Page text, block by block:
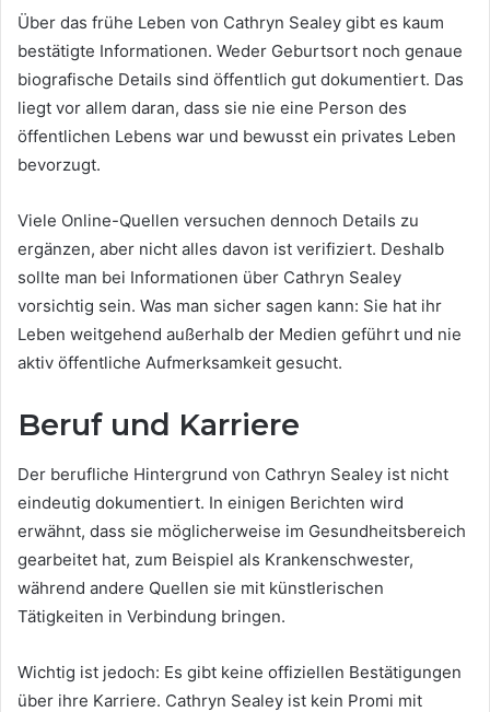
Über das frühe Leben von Cathryn Sealey gibt es kaum
bestätigte Informationen. Weder Geburtsort noch genaue
biografische Details sind öffentlich gut dokumentiert. Das
liegt vor allem daran, dass sie nie eine Person des
öffentlichen Lebens war und bewusst ein privates Leben
bevorzugt.
Viele Online-Quellen versuchen dennoch Details zu
ergänzen, aber nicht alles davon ist verifiziert. Deshalb
sollte man bei Informationen über Cathryn Sealey
vorsichtig sein. Was man sicher sagen kann: Sie hat ihr
Leben weitgehend außerhalb der Medien geführt und nie
aktiv öffentliche Aufmerksamkeit gesucht.
Beruf und Karriere
Der berufliche Hintergrund von Cathryn Sealey ist nicht
eindeutig dokumentiert. In einigen Berichten wird
erwähnt, dass sie möglicherweise im Gesundheitsbereich
gearbeitet hat, zum Beispiel als Krankenschwester,
während andere Quellen sie mit künstlerischen
Tätigkeiten in Verbindung bringen.
Wichtig ist jedoch: Es gibt keine offiziellen Bestätigungen
über ihre Karriere. Cathryn Sealey ist kein Promi mit